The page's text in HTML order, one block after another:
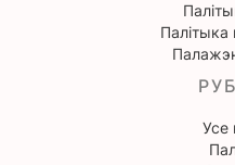
Палітыка
Усе